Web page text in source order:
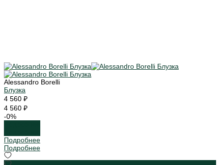
Alessandro Borelli
Блузка
4 560 ₽
4 560 ₽
-0%
Подробнее
Подробнее